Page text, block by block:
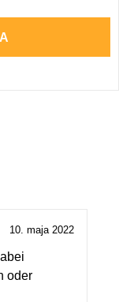
10. maja 2022
oder